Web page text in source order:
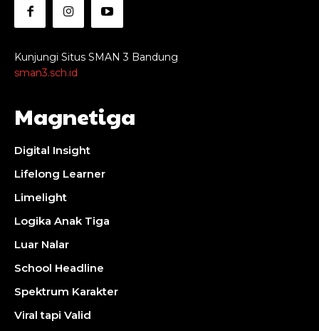
Kunjungi Situs SMAN 3 Bandung
sman3.sch.id
Magnetiga
Digital Insight
Lifelong Learner
Limelight
Logika Anak Tiga
Luar Nalar
School Headline
Spektrum Karakter
Viral tapi Valid